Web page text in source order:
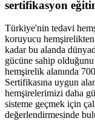
sertifikasyon
Türkiye'nin tedavi
koruyucu
kadar bu alanda
gücüne sahip
hemşirelik alanında
Sertifikasına uygun
hemşirelerimizi daha
sisteme geçmek için
değerlendirmesinde